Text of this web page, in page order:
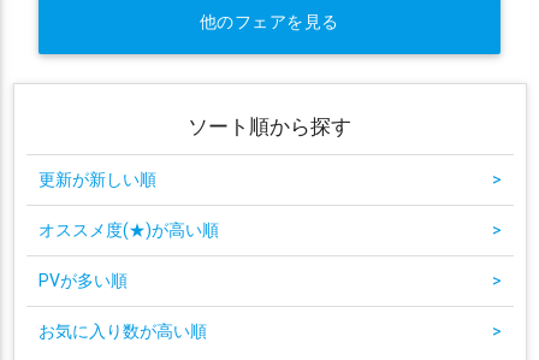
他のフェアを見る
ソート順から探す
更新が新しい順 >
オススメ度(★)が高い順 >
PVが多い順 >
お気に入り数が高い順 >